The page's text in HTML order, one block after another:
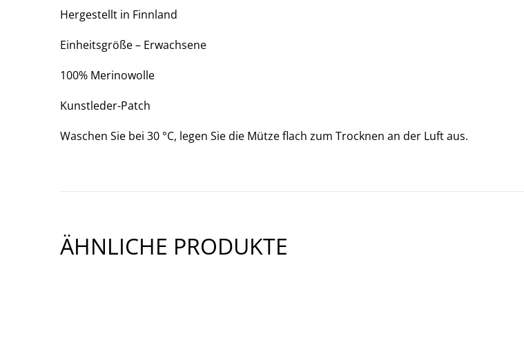
Hergestellt in Finnland
Einheitsgröße – Erwachsene
100% Merinowolle
Kunstleder-Patch
Waschen Sie bei 30 °C, legen Sie die Mütze flach zum Trocknen an der Luft aus.
ÄHNLICHE PRODUKTE